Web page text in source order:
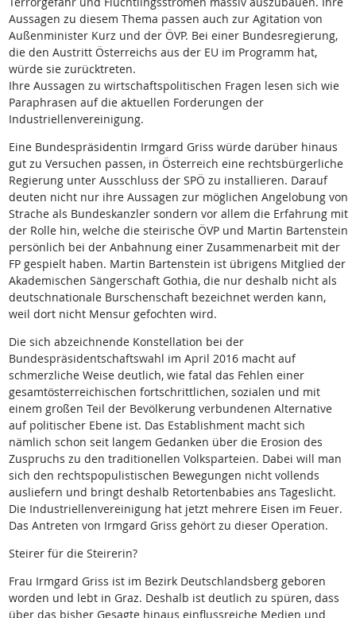
Aussagen zu diesem Thema passen auch zur Agitation von
Außenminister Kurz und der ÖVP. Bei einer Bundesregierung,
die den Austritt Österreichs aus der EU im Programm hat,
würde sie zurücktreten.
Ihre Aussagen zu wirtschaftspolitischen Fragen lesen sich wie
Paraphrasen auf die aktuellen Forderungen der
Industriellenvereinigung.
Eine Bundespräsidentin Irmgard Griss würde darüber hinaus
gut zu Versuchen passen, in Österreich eine rechtsbürgerliche
Regierung unter Ausschluss der SPÖ zu installieren. Darauf
deuten nicht nur ihre Aussagen zur möglichen Angelobung von
Strache als Bundeskanzler sondern vor allem die Erfahrung mit
der Rolle hin, welche die steirische ÖVP und Martin Bartenstein
persönlich bei der Anbahnung einer Zusammenarbeit mit der
FP gespielt haben. Martin Bartenstein ist übrigens Mitglied der
Akademischen Sängerschaft Gothia, die nur deshalb nicht als
deutschnationale Burschenschaft bezeichnet werden kann,
weil dort nicht Mensur gefochten wird.
Die sich abzeichnende Konstellation bei der
Bundespräsidentschaftswahl im April 2016 macht auf
schmerzliche Weise deutlich, wie fatal das Fehlen einer
gesamtösterreichischen fortschrittlichen, sozialen und mit
einem großen Teil der Bevölkerung verbundenen Alternative
auf politischer Ebene ist. Das Establishment macht sich
nämlich schon seit langem Gedanken über die Erosion des
Zuspruchs zu den traditionellen Volksparteien. Dabei will man
sich den rechtspopulistischen Bewegungen nicht vollends
ausliefern und bringt deshalb Retortenbabies ans Tageslicht.
Die Industriellenvereinigung hat jetzt mehrere Eisen im Feuer.
Das Antreten von Irmgard Griss gehört zu dieser Operation.
Steirer für die Steirerin?
Frau Irmgard Griss ist im Bezirk Deutschlandsberg geboren
worden und lebt in Graz. Deshalb ist deutlich zu spüren, dass
über das bisher Gesagte hinaus einflussreiche Medien und